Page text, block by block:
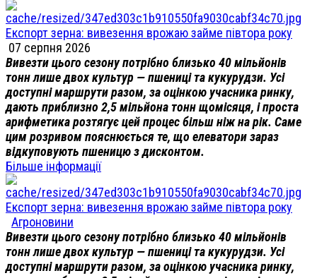
Експорт зерна: вивезення врожаю займе півтора року
07 серпня 2026
Вивезти цього сезону потрібно близько 40 мільйонів
тонн лише двох культур — пшениці та кукурудзи. Усі
доступні маршрути разом, за оцінкою учасника ринку,
дають приблизно 2,5 мільйона тонн щомісяця, і проста
арифметика розтягує цей процес більш ніж на рік. Саме
цим розривом пояснюється те, що елеватори зараз
відкуповують пшеницю з дисконтом.
Більше інформації
Експорт зерна: вивезення врожаю займе півтора року
Агроновини
Вивезти цього сезону потрібно близько 40 мільйонів
тонн лише двох культур — пшениці та кукурудзи. Усі
доступні маршрути разом, за оцінкою учасника ринку,